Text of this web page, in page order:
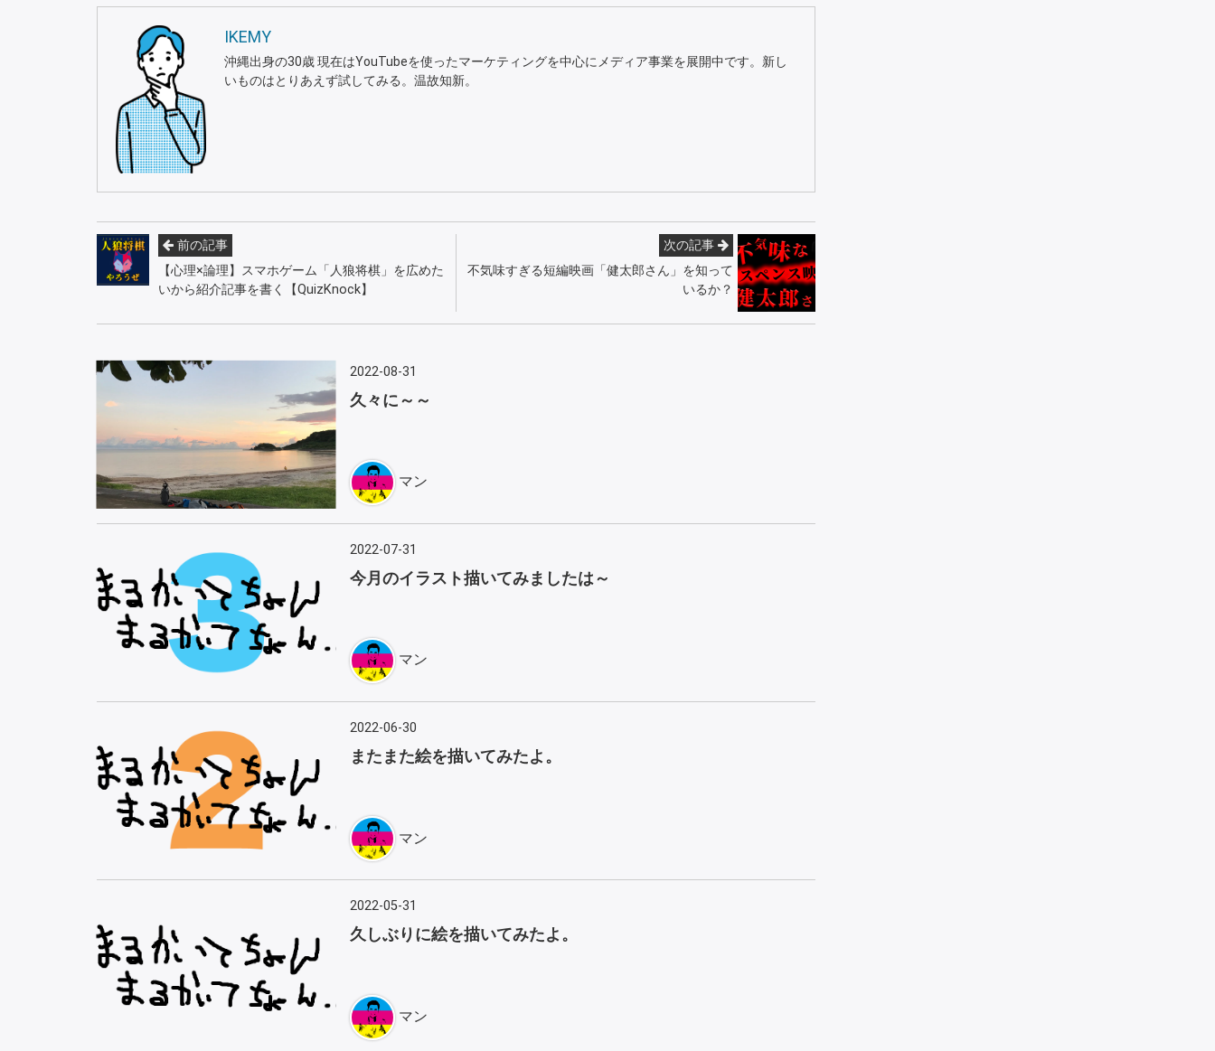
IKEMY
沖縄出身の30歳 現在はYouTubeを使ったマーケティングを中心にメディア事業を展開中です。新し
いものはとりあえず試してみる。温故知新。
前の記事
【心理×論理】スマホゲーム「人狼将棋」を広めた
いから紹介記事を書く【QuizKnock】
次の記事
不気味すぎる短編映画「健太郎さん」を知って
いるか？
2022-08-31
久々に～～
マン
2022-07-31
今月のイラスト描いてみましたは～
マン
2022-06-30
またまた絵を描いてみたよ。
マン
2022-05-31
久しぶりに絵を描いてみたよ。
マン